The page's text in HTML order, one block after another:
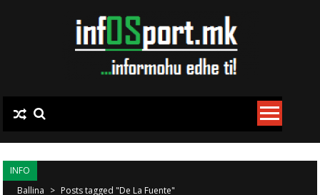
INFO
Ballina > Posts tagged "De La Fuente"